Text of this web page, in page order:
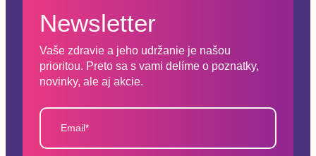
Newsletter
Vaše zdravie a jeho udržanie je našou
prioritou. Preto sa s vami delíme o poznatky,
novinky, ale aj akcie.
Email*